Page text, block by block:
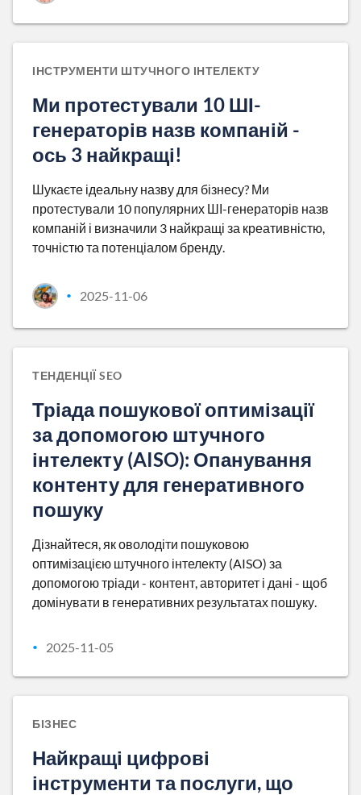
ІНСТРУМЕНТИ ШТУЧНОГО ІНТЕЛЕКТУ
Ми протестували 10 ШІ-
генераторів назв компаній -
ось 3 найкращі!
Шукаєте ідеальну назву для бізнесу? Ми
протестували 10 популярних ШІ-генераторів назв
компаній і визначили 3 найкращі за креативністю,
точністю та потенціалом бренду.
• 2025-11-06
ТЕНДЕНЦІЇ SEO
Тріада пошукової оптимізації
за допомогою штучного
інтелекту (AISO): Опанування
контенту для генеративного
пошуку
Дізнайтеся, як оволодіти пошуковою
оптимізацією штучного інтелекту (AISO) за
допомогою тріади - контент, авторитет і дані - щоб
домінувати в генеративних результатах пошуку.
• 2025-11-05
БІЗНЕС
Найкращі цифрові
інструменти та послуги, що